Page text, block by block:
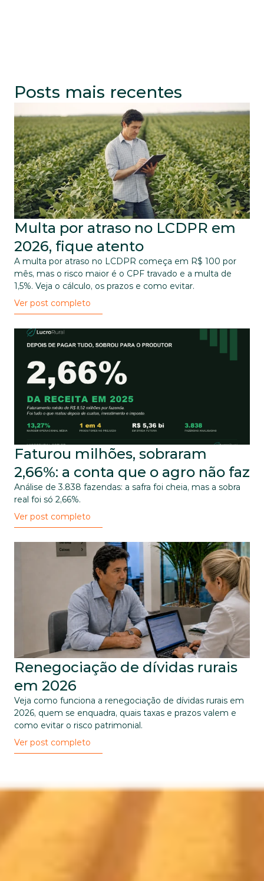
Posts mais recentes
Multa por atraso no LCDPR em
2026, fique atento
A multa por atraso no LCDPR começa em R$ 100 por
mês, mas o risco maior é o CPF travado e a multa de
1,5%. Veja o cálculo, os prazos e como evitar.
Ver post completo
Faturou milhões, sobraram
2,66%: a conta que o agro não faz
Análise de 3.838 fazendas: a safra foi cheia, mas a sobra
real foi só 2,66%.
Ver post completo
Renegociação de dívidas rurais
em 2026
Veja como funciona a renegociação de dívidas rurais em
2026, quem se enquadra, quais taxas e prazos valem e
como evitar o risco patrimonial.
Ver post completo